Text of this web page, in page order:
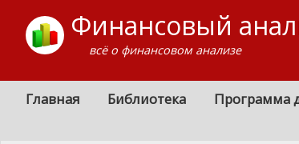
Финансовый
всё о финансовом анализе
Главная Библиотека Программа